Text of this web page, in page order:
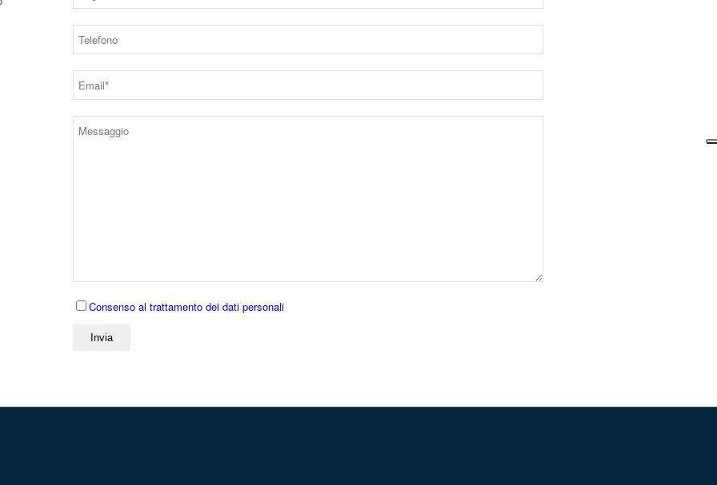
Consenso al trattamento dei dati personali